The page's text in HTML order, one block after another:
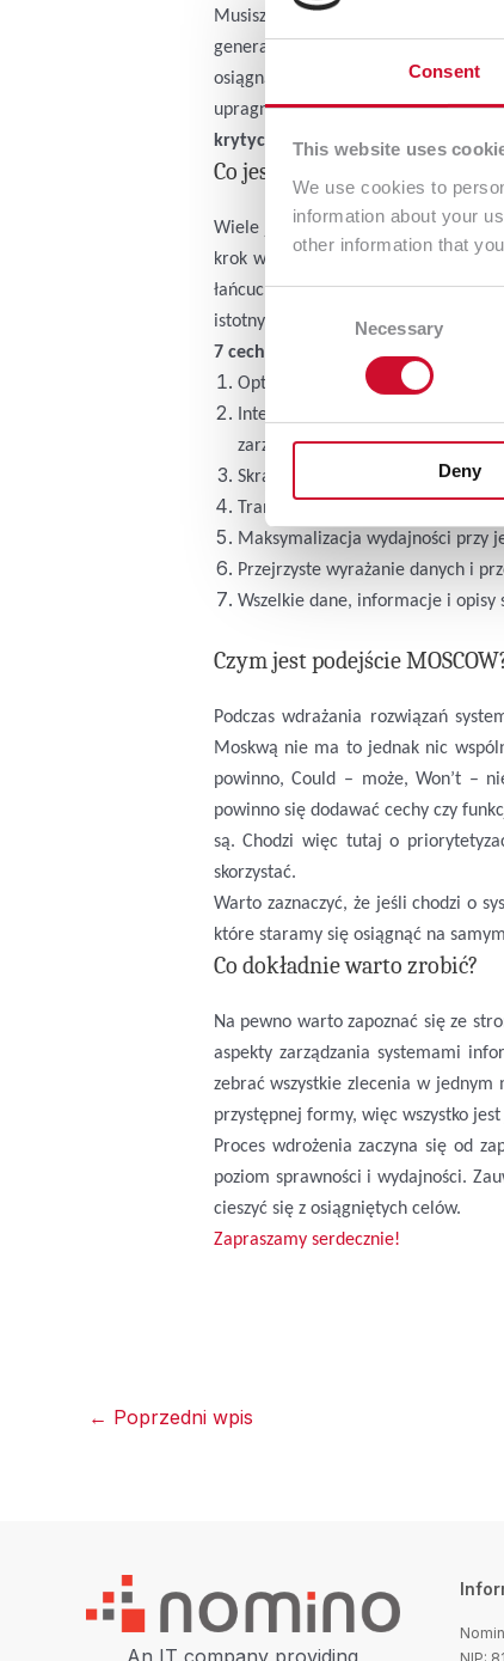
Consent
This website uses
We use cookies to
information about your
other information that
Necessary
Deny
Musisz odpowiedzieć sobie na
generalnie osobom „o szerokim
osiągnąć. Tutaj nie należy myśleć o
upragnionego celu i wdrożenia
krytycznych.
Co jeszcze należy wiedzieć?
Wiele jest zalet płynących dla
krok w stronę automatyzacji
łańcuch. Jakie możemy wyróżnić
istotnych aspektów.
7 cech systemu GLPI istotnych z
Optymalizacja najważniejszych
Integracja z innymi
zarządzania dokumentacją
Skracanie czasu procedur i
Transparentność i łatwe
Maksymalizacja wydajności przy
Przejrzyste wyrażanie danych i
Wszelkie dane, informacje i opisy
Czym jest podejście
Podczas wdrażania rozwiązań
Moskwą nie ma to jednak nic
powinno, Could – może, Won’t –
powinno się dodawać cechy czy
są. Chodzi więc tutaj o
skorzystać.
Warto zaznaczyć, że jeśli chodzi o
które staramy się osiągnąć na
Co dokładnie warto zrobić?
Na pewno warto zapoznać się ze
aspekty zarządzania systemami
zebrać wszystkie zlecenia w
przystępnej formy, więc wszystko
Proces wdrożenia zaczyna się od
poziom sprawności i wydajności.
cieszyć się z osiągniętych celów.
Zapraszamy serdecznie!
← Poprzedni wpis
An IT company providing